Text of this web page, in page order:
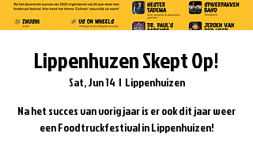
Lippenhuzen Skept Op!
Sat, Jun 14
  |
Lippenhuizen
Na het succes van vorig jaar is er ook dit jaar weer
een Foodtruckfestival in Lippenhuizen!